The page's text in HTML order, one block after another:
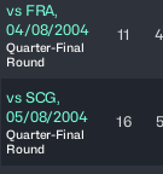
vs FRA,
04/08/2004
Quarter-Final
Round
11 4
vs SCG,
05/08/2004
Quarter-Final
Round
16 5